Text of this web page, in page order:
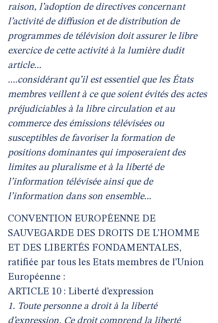
raison, l’adoption de directives concernant
l’activité de diffusion et de distribution de
programmes de télévision doit assurer le libre
exercice de cette activité à la lumière dudit
article...
....considérant qu’il est essentiel que les États
membres veillent à ce que soient évités des actes
préjudiciables à la libre circulation et au
commerce des émissions télévisées ou
susceptibles de favoriser la formation de
positions dominantes qui imposeraient des
limites au pluralisme et à la liberté de
l’information télévisée ainsi que de
l’information dans son ensemble...
CONVENTION EUROPÉENNE DE
SAUVEGARDE DES DROITS DE L’HOMME
ET DES LIBERTÉS FONDAMENTALES,
ratifiée par tous les Etats membres de l’Union
Européenne :
ARTICLE 10 : Liberté d’expression
1. Toute personne a droit à la liberté
d’expression. Ce droit comprend la liberté